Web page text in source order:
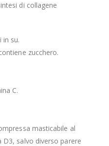
di collagene
in su.
zucchero.
C.
masticabile al
D3, salvo diverso parere